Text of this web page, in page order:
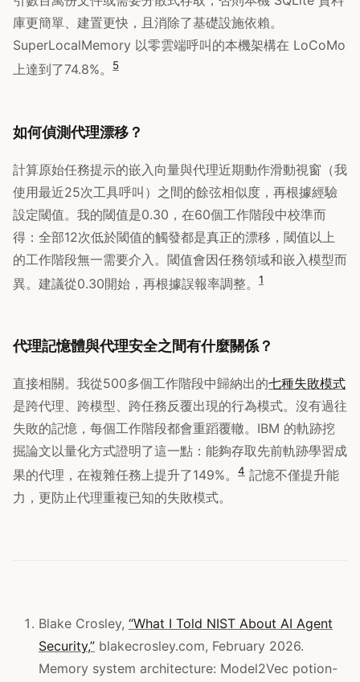
庫更簡單、建置更快，且消除了基礎設施依賴。
SuperLocalMemory 以零雲端呼叫的本機架構在 LoCoMo
上達到了74.8%。
5
如何偵測代理漂移？
計算原始任務提示的嵌入向量與代理近期動作滑動視窗（我
使用最近25次工具呼叫）之間的餘弦相似度，再根據經驗
設定閾值。我的閾值是0.30，在60個工作階段中校準而
得：全部12次低於閾值的觸發都是真正的漂移，閾值以上
的工作階段無一需要介入。閾值會因任務領域和嵌入模型而
異。建議從0.30開始，再根據誤報率調整。
1
代理記憶體與代理安全之間有什麼關係？
直接相關。我從500多個工作階段中歸納出的七種失敗模式
是跨代理、跨模型、跨任務反覆出現的行為模式。沒有過往
失敗的記憶，每個工作階段都會重蹈覆轍。IBM 的軌跡挖
掘論文以量化方式證明了這一點：能夠存取先前軌跡學習成
果的代理，在複雜任務上提升了149%。
4 記憶不僅提升能
力，更防止代理重複已知的失敗模式。
Blake Crosley, “What I Told NIST About AI Agent
Security,” blakecrosley.com, February 2026.
Memory system architecture: Model2Vec potion-